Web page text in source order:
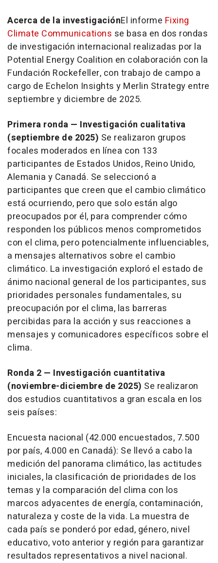
Acerca de la investigaciónEl informe Fixing
Climate Communications se basa en dos rondas
de investigación internacional realizadas por la
Potential Energy Coalition en colaboración con la
Fundación Rockefeller, con trabajo de campo a
cargo de Echelon Insights y Merlin Strategy entre
septiembre y diciembre de 2025.
Primera ronda — Investigación cualitativa
(septiembre de 2025) Se realizaron grupos
focales moderados en línea con 133
participantes de Estados Unidos, Reino Unido,
Alemania y Canadá. Se seleccionó a
participantes que creen que el cambio climático
está ocurriendo, pero que solo están algo
preocupados por él, para comprender cómo
responden los públicos menos comprometidos
con el clima, pero potencialmente influenciables,
a mensajes alternativos sobre el cambio
climático. La investigación exploró el estado de
ánimo nacional general de los participantes, sus
prioridades personales fundamentales, su
preocupación por el clima, las barreras
percibidas para la acción y sus reacciones a
mensajes y comunicadores específicos sobre el
clima.
Ronda 2 — Investigación cuantitativa
(noviembre-diciembre de 2025) Se realizaron
dos estudios cuantitativos a gran escala en los
seis países:
Encuesta nacional (42.000 encuestados, 7.500
por país, 4.000 en Canadá): Se llevó a cabo la
medición del panorama climático, las actitudes
iniciales, la clasificación de prioridades de los
temas y la comparación del clima con los
marcos adyacentes de energía, contaminación,
naturaleza y coste de la vida. La muestra de
cada país se ponderó por edad, género, nivel
educativo, voto anterior y región para garantizar
resultados representativos a nivel nacional.